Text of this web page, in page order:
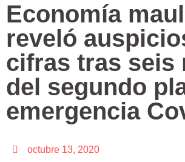
Economía
reveló
cifras tras seis
del segundo
emergencia
octubre 13, 2020